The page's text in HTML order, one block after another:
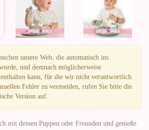
unsere Web, die automatisch ins
und demnach möglicherweise
enthalten kann, für die wir nicht verantwortlich
Fehler zu vermeiden, rufen Sie bitte die
Version auf.
mit deinen Puppen oder Freunden und genieße